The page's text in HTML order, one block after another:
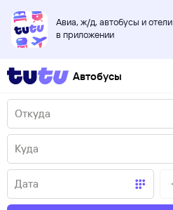
Авиа, ж/д, автобусы и отели
в приложении
Автобусы